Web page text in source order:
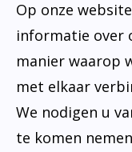
Op onze
informatie over
manier waarop
met elkaar
We nodigen u
te komen